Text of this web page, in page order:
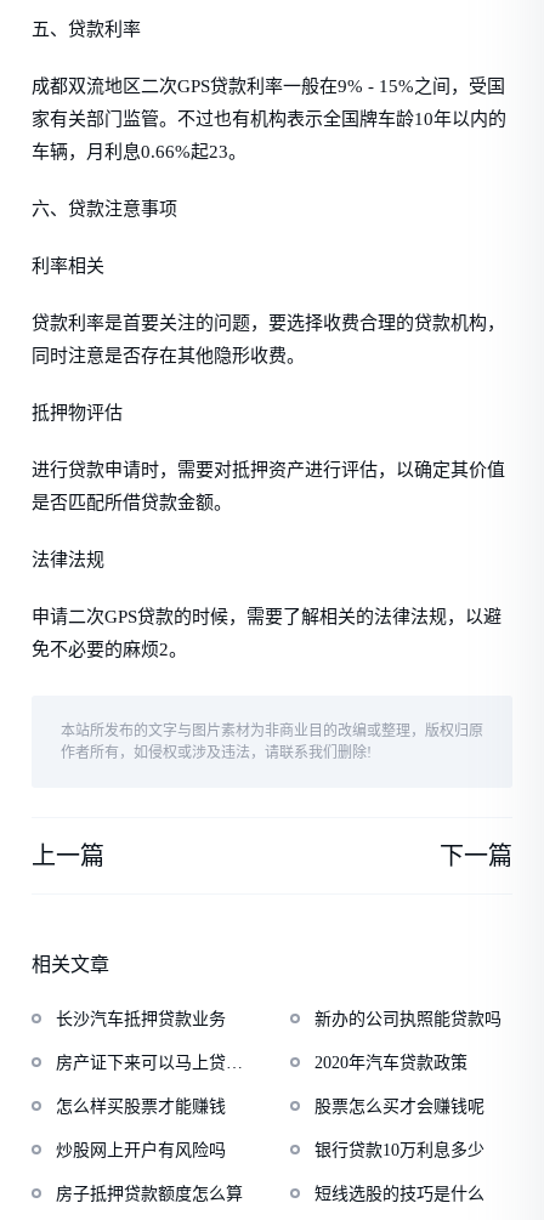
五、贷款利率
成都双流地区二次GPS贷款利率一般在9% - 15%之间，受国
家有关部门监管。不过也有机构表示全国牌车龄10年以内的
车辆，月利息0.66%起23。
六、贷款注意事项
利率相关
贷款利率是首要关注的问题，要选择收费合理的贷款机构，
同时注意是否存在其他隐形收费。
抵押物评估
进行贷款申请时，需要对抵押资产进行评估，以确定其价值
是否匹配所借贷款金额。
法律法规
申请二次GPS贷款的时候，需要了解相关的法律法规，以避
免不必要的麻烦2。
本站所发布的文字与图片素材为非商业目的改编或整理，版权归原
作者所有，如侵权或涉及违法，请联系我们删除!
上一篇 下一篇
相关文章
长沙汽车抵押贷款业务 新办的公司执照能贷款吗
房产证下来可以马上贷款
2020年汽车贷款政策
怎么样买股票才能赚钱 股票怎么买才会赚钱呢
炒股网上开户有风险吗 银行贷款10万利息多少
房子抵押贷款额度怎么算 短线选股的技巧是什么